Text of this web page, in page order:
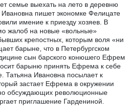
семье выехать на лето в деревню
пишет экономке Фелицате
имение к приезду хозяев. В
жалоб на новые «вольные»
крепостных, которым воля «ни
барыне, что в Петербургском
сын барского конюшего Ефрем
барыню принять Ефрема к себе
Татьяна Ивановна посылает к
застает Ефрема в окружении
обсуждающих революционные
приглашение Гардениной.